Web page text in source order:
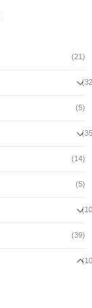
(21)
(5)
(14)
(5)
(39)